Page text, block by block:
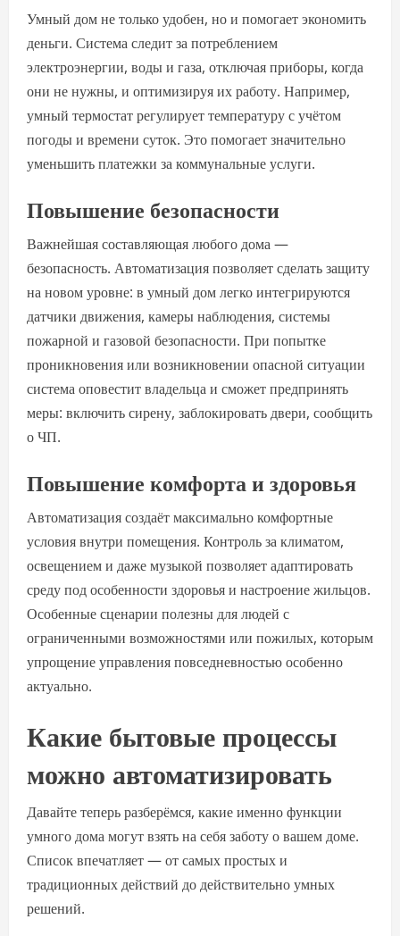
Умный дом не только удобен, но и помогает экономить
деньги. Система следит за потреблением
электроэнергии, воды и газа, отключая приборы, когда
они не нужны, и оптимизируя их работу. Например,
умный термостат регулирует температуру с учётом
погоды и времени суток. Это помогает значительно
уменьшить платежки за коммунальные услуги.
Повышение безопасности
Важнейшая составляющая любого дома —
безопасность. Автоматизация позволяет сделать защиту
на новом уровне: в умный дом легко интегрируются
датчики движения, камеры наблюдения, системы
пожарной и газовой безопасности. При попытке
проникновения или возникновении опасной ситуации
система оповестит владельца и сможет предпринять
меры: включить сирену, заблокировать двери, сообщить
о ЧП.
Повышение комфорта и здоровья
Автоматизация создаёт максимально комфортные
условия внутри помещения. Контроль за климатом,
освещением и даже музыкой позволяет адаптировать
среду под особенности здоровья и настроение жильцов.
Особенные сценарии полезны для людей с
ограниченными возможностями или пожилых, которым
упрощение управления повседневностью особенно
актуально.
Какие бытовые процессы
можно автоматизировать
Давайте теперь разберёмся, какие именно функции
умного дома могут взять на себя заботу о вашем доме.
Список впечатляет — от самых простых и
традиционных действий до действительно умных
решений.